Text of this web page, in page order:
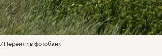
Перейти в фотобанк